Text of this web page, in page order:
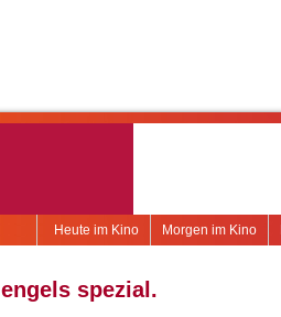
Morgen im Kino
Heute im Kino
engels spezial.